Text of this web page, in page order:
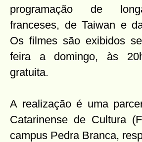
programação de
franceses, de Taiwan e
Os filmes são exibidos
feira a domingo, às
gratuita.
A realização é uma
Catarinense de Cultura
campus Pedra Branca,